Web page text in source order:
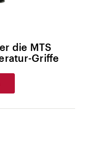
die MTS
Griffe